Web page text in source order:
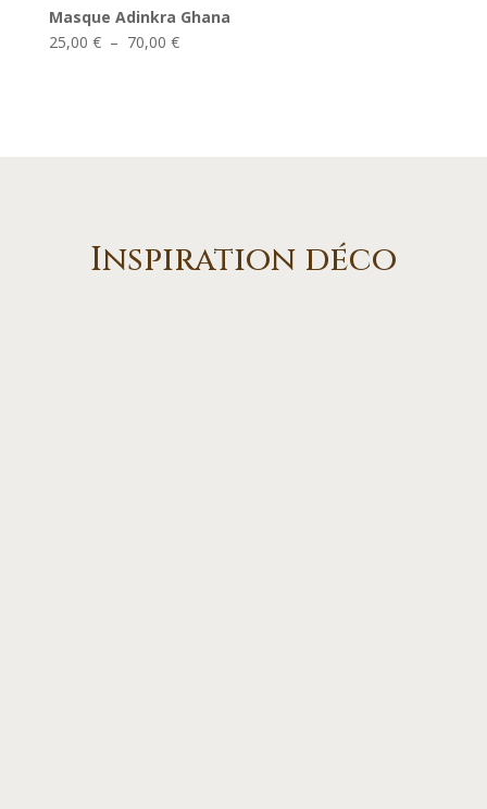
à
60,00 €
initial
était :
actuel
est :
Masque Adinkra Ghana
25,00 € – 70,00 €Plage
Inspiration déco